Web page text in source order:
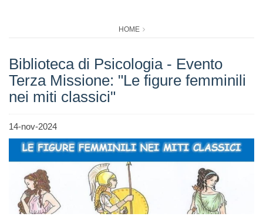
HOME
Biblioteca di Psicologia - Evento
Terza Missione: "Le figure femminili
nei miti classici"
14-nov-2024